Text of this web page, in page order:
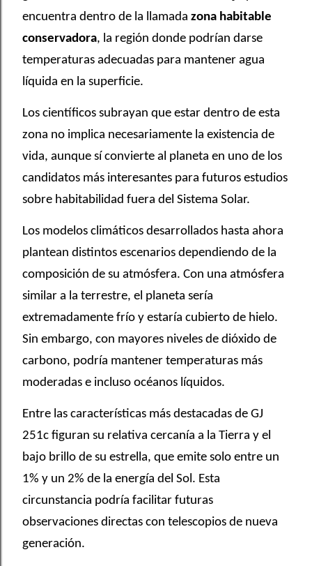
encuentra dentro de la llamada zona habitable
conservadora, la región donde podrían darse
temperaturas adecuadas para mantener agua
líquida en la superficie.
Los científicos subrayan que estar dentro de esta
zona no implica necesariamente la existencia de
vida, aunque sí convierte al planeta en uno de los
candidatos más interesantes para futuros estudios
sobre habitabilidad fuera del Sistema Solar.
Los modelos climáticos desarrollados hasta ahora
plantean distintos escenarios dependiendo de la
composición de su atmósfera. Con una atmósfera
similar a la terrestre, el planeta sería
extremadamente frío y estaría cubierto de hielo.
Sin embargo, con mayores niveles de dióxido de
carbono, podría mantener temperaturas más
moderadas e incluso océanos líquidos.
Entre las características más destacadas de GJ
251c figuran su relativa cercanía a la Tierra y el
bajo brillo de su estrella, que emite solo entre un
1% y un 2% de la energía del Sol. Esta
circunstancia podría facilitar futuras
observaciones directas con telescopios de nueva
generación.